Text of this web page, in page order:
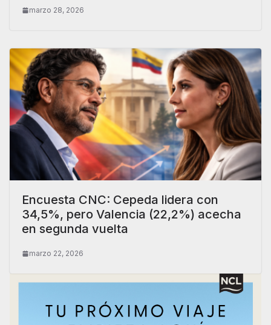
marzo 28, 2026
Encuesta CNC: Cepeda lidera con
34,5%, pero Valencia (22,2%) acecha
en segunda vuelta
marzo 22, 2026